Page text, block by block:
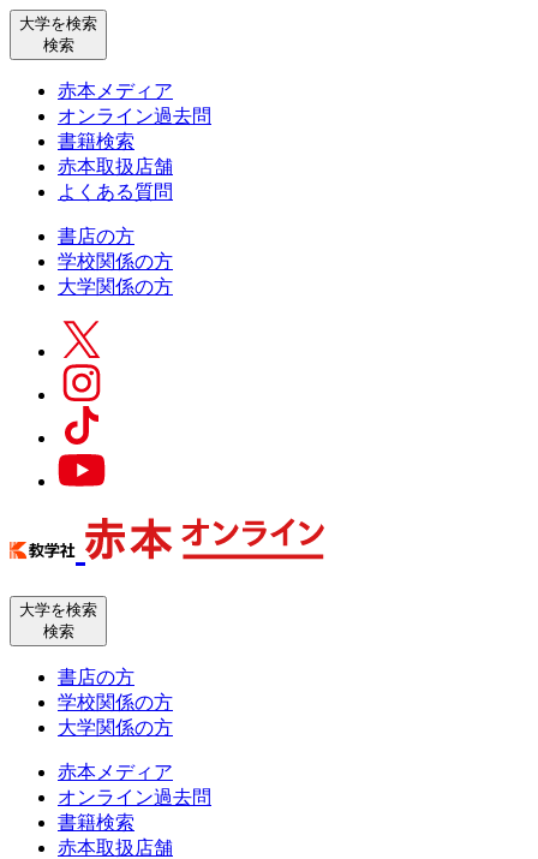
大学を検索
検索
赤本メディア
オンライン過去問
書籍検索
赤本取扱店舗
よくある質問
書店の方
学校関係の方
大学関係の方
大学を検索
検索
書店の方
学校関係の方
大学関係の方
赤本メディア
オンライン過去問
書籍検索
赤本取扱店舗